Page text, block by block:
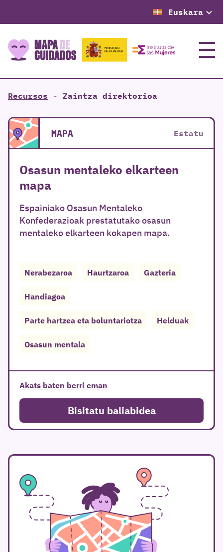
Euskara
Menua
Recursos - Zaintza direktorioa
MAPA Estatu
Osasun mentaleko elkarteen
mapa
Espainiako Osasun Mentaleko
Konfederazioak prestatutako osasun
mentaleko elkarteen kokapen mapa.
Nerabezaroa Haurtzaroa Gazteria
Handiagoa
Parte hartzea eta boluntariotza Helduak
Osasun mentala
Akats baten berri eman
Bisitatu baliabidea